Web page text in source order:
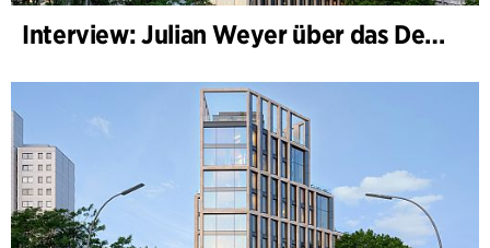
Interview: Julian Weyer über das Design von B-One